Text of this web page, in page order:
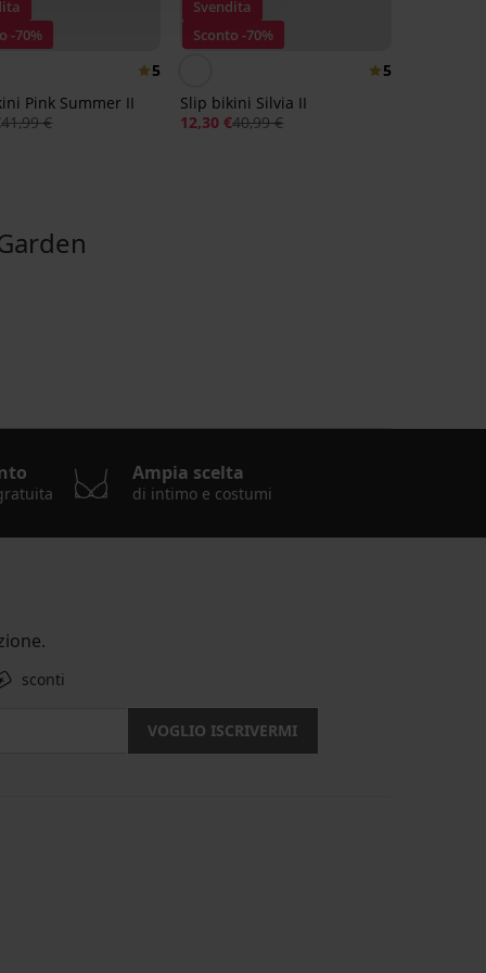
-70%
5
Pink Summer II
41,99 €
Svendita
Sconto -70%
5
Slip bikini Silvia II
12,30 €40,99 €
Ampia scelta
di intimo e costumi
sconti
VOGLIO ISCRIVERMI